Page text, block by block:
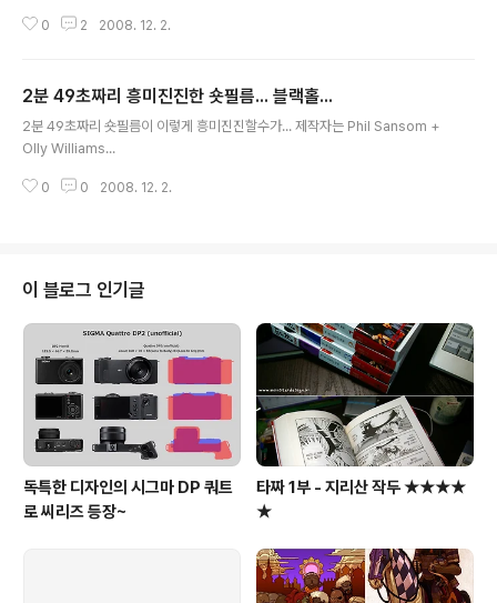
ㅡ;; 페일린은 길다란 장대낫에서 총알이 나가기도 함... m
0 2 2008. 12. 2.
2분 49초짜리 흥미진진한 숏필름... 블랙홀...
2분 49초짜리 숏필름이 이렇게 흥미진진할수가... 제작자는 Phil Sansom +
Olly Williams...
0 0 2008. 12. 2.
이 블로그 인기글
독특한 디자인의 시그마 DP 쿼트
로 씨리즈 등장~
타짜 1부 - 지리산 작두 ★★★★
★